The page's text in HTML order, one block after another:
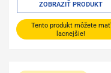
Tento produkt môžete mať
lacnejšie!
ZOBRAZIŤ PRODUKT